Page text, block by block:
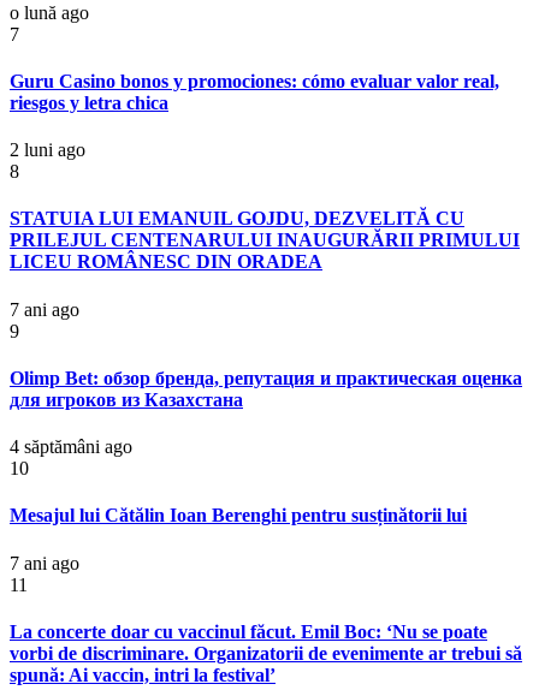
o lună ago
7
Guru Casino bonos y promociones: cómo evaluar valor real,
riesgos y letra chica
2 luni ago
8
STATUIA LUI EMANUIL GOJDU, DEZVELITĂ CU
PRILEJUL CENTENARULUI INAUGURĂRII PRIMULUI
LICEU ROMÂNESC DIN ORADEA
7 ani ago
9
Olimp Bet: обзор бренда, репутация и практическая оценка
для игроков из Казахстана
4 săptămâni ago
10
Mesajul lui Cătălin Ioan Berenghi pentru susținătorii lui
7 ani ago
11
La concerte doar cu vaccinul făcut. Emil Boc: ‘Nu se poate
vorbi de discriminare. Organizatorii de evenimente ar trebui să
spună: Ai vaccin, intri la festival’